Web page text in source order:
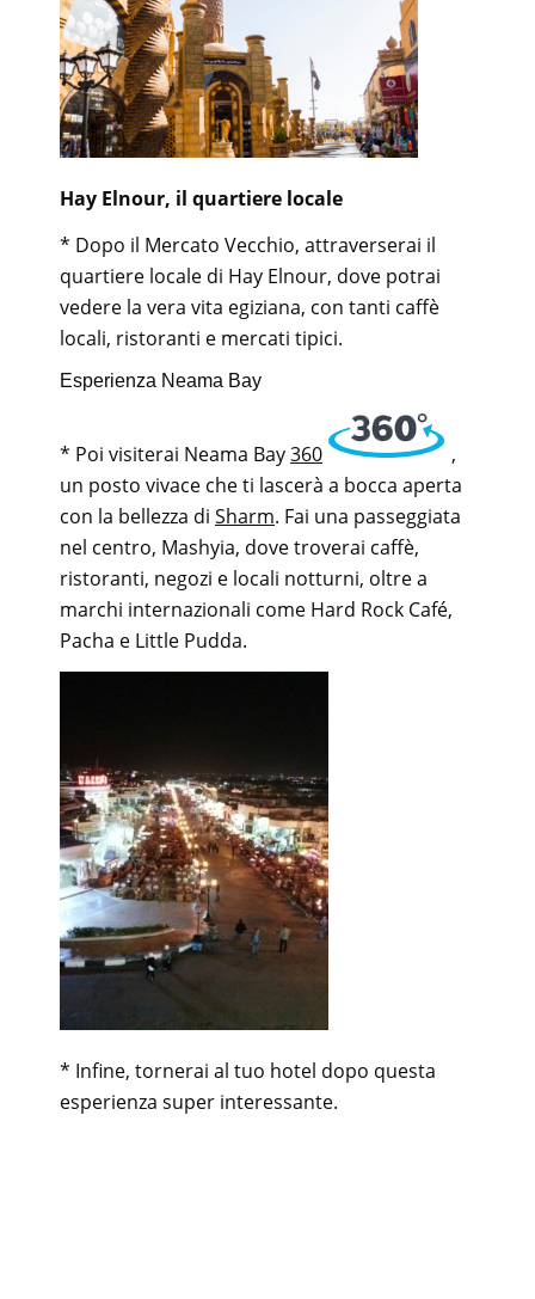
Hay Elnour, il quartiere locale
* Dopo il Mercato Vecchio, attraverserai il
quartiere locale di Hay Elnour, dove potrai
vedere la vera vita egiziana, con tanti caffè
locali, ristoranti e mercati tipici.
Esperienza Neama Bay
* Poi visiterai Neama Bay360
,
un posto vivace che ti lascerà a bocca aperta
con la bellezza di Sharm. Fai una passeggiata
nel centro, Mashyia, dove troverai caffè,
ristoranti, negozi e locali notturni, oltre a
marchi internazionali come Hard Rock Café,
Pacha e Little Pudda.
* Infine, tornerai al tuo hotel dopo questa
esperienza super interessante.